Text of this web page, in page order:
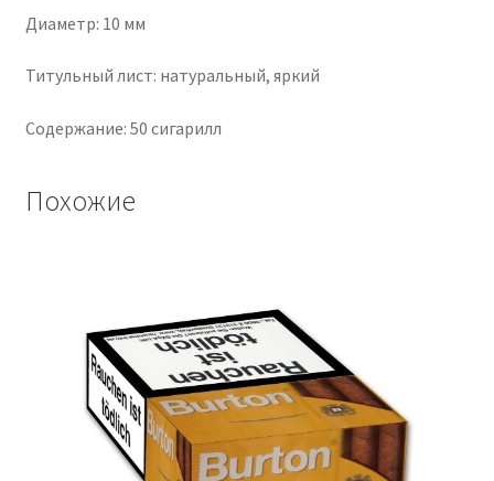
Диаметр: 10 мм
Титульный лист: натуральный, яркий
Содержание: 50 сигарилл
Похожие